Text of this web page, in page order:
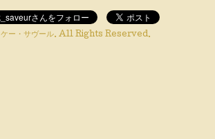
ケー・サヴール. All Rights Reserved.